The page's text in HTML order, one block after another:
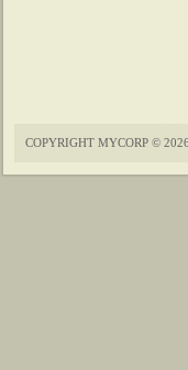
COPYRIGHT MYCORP © 2026